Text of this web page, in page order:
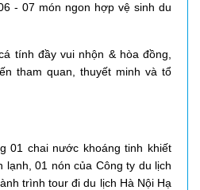
- 07 món ngon hợp vệ sinh du
tính đầy vui nhộn & hòa đồng,
tham quan, thuyết minh và tổ
01 chai nước khoáng tinh khiết
lạnh, 01 nón của Công ty du lịch
trình tour đi du lịch Hà Nội Hạ